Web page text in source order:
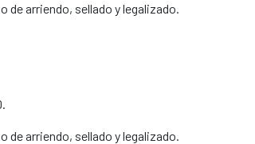
arriendo, sellado y legalizado.
arriendo, sellado y legalizado.